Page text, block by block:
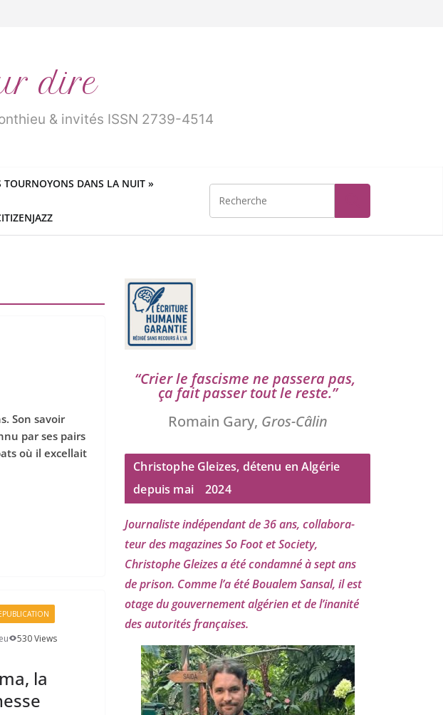
dire
& invités ISSN 2739-4514
TOURNOYONS DANS LA NUIT »
Son savoir
par ses pairs
où il excellait
530 Views
la
“Crier le fas­cisme ne pas­se­ra pas,
ça fait pas­ser tout le reste.”
Romain Gary, Gros-Câlin
Christophe Gleizes, détenu en Algérie
depuis mai
2024
Journaliste indé­pen­dant de36ans, col­la­bo­ra­
teur des maga­zines So Foot et Society,
Christophe Gleizesa été condam­né à sept ans
de pri­son. Comme l’a été Boualem Sansal, il est
otage du gou­ver­ne­ment algé­rien et de l’i­na­ni­té
des auto­ri­tés françaises.